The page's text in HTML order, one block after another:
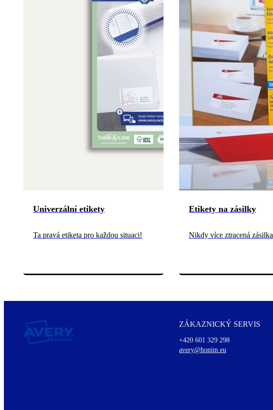
Univerzální etikety
Ta pravá etiketa pro každou situaci!
Etikety na zásilky
Nikdy více ztracená zásilka
ZÁKAZNICKÝ SERVIS
+420 601 329 298
avery@hopim.eu